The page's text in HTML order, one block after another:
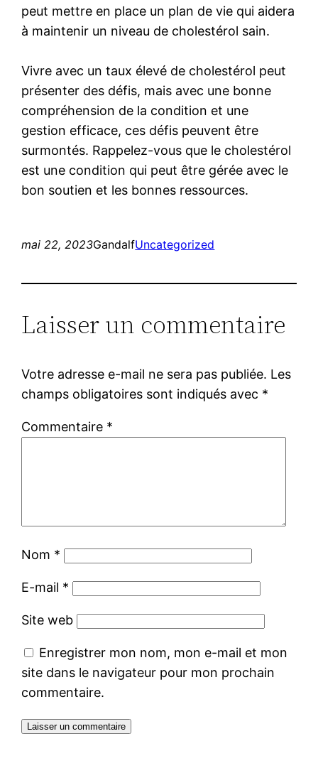
peut mettre en place un plan de vie qui aidera
à maintenir un niveau de cholestérol sain.
Vivre avec un taux élevé de cholestérol peut
présenter des défis, mais avec une bonne
compréhension de la condition et une
gestion efficace, ces défis peuvent être
surmontés. Rappelez-vous que le cholestérol
est une condition qui peut être gérée avec le
bon soutien et les bonnes ressources.
mai 22, 2023GandalfUncategorized
Laisser un commentaire
Votre adresse e-mail ne sera pas publiée. Les
champs obligatoires sont indiqués avec *
Commentaire *
Nom *
E-mail *
Site web
Enregistrer mon nom, mon e-mail et mon
site dans le navigateur pour mon prochain
commentaire.